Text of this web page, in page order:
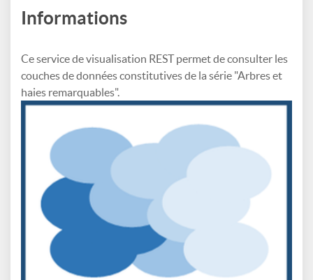
Informations
Ce service de visualisation REST permet de consulter les
couches de données constitutives de la série "Arbres et
haies remarquables".